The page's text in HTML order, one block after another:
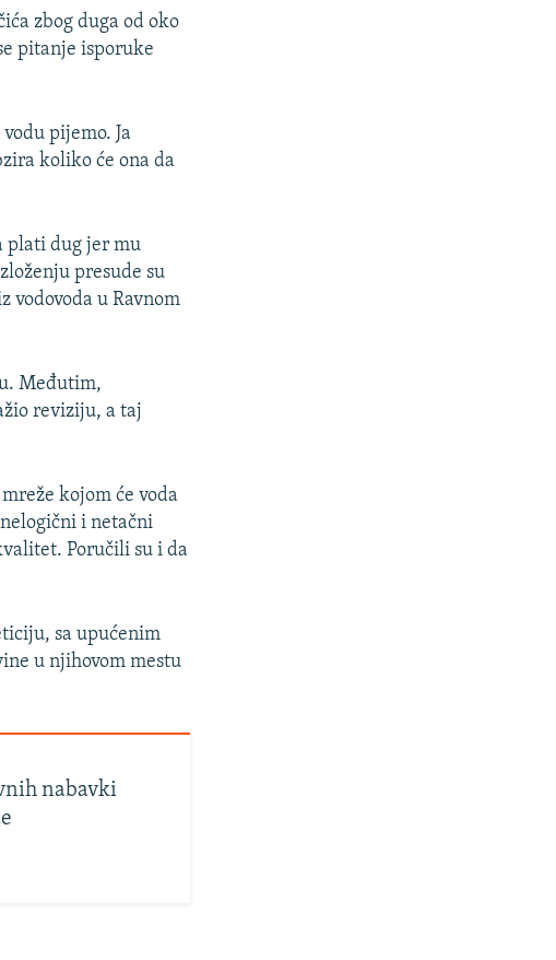
zbog duga od oko
pitanje isporuke
pijemo. Ja
koliko će ona da
plati dug jer mu
presude su
vodovoda u Ravnom
Međutim,
reviziju, a taj
kojom će voda
i netačni
Poručili su i da
sa upućenim
u njihovom mestu
nabavki